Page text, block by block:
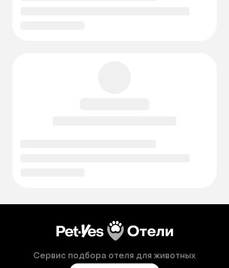
Сервис подбора отеля для животных